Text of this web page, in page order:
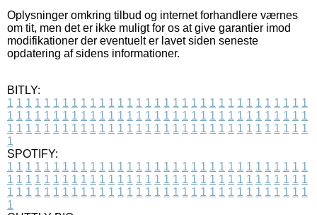
Oplysninger omkring tilbud og internet forhandlere værnes
om tit, men det er ikke muligt for os at give garantier imod
modifikationer der eventuelt er lavet siden seneste
opdatering af sidens informationer.
BITLY:
1 1 1 1 1 1 1 1 1 1 1 1 1 1 1 1 1 1 1 1 1 1 1 1 1 1 1 1 1 1 1 1 1
1 1 1 1 1 1 1 1 1 1 1 1 1 1 1 1 1 1 1 1 1 1 1 1 1 1 1 1 1 1 1 1 1
1 1 1 1 1 1 1 1 1 1 1 1 1 1 1 1 1 1 1 1 1 1 1 1 1 1 1 1 1 1 1 1 1
1
SPOTIFY:
1 1 1 1 1 1 1 1 1 1 1 1 1 1 1 1 1 1 1 1 1 1 1 1 1 1 1 1 1 1 1 1 1
1 1 1 1 1 1 1 1 1 1 1 1 1 1 1 1 1 1 1 1 1 1 1 1 1 1 1 1 1 1 1 1 1
1 1 1 1 1 1 1 1 1 1 1 1 1 1 1 1 1 1 1 1 1 1 1 1 1 1 1 1 1 1 1 1 1
1